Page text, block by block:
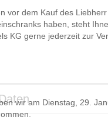
vor dem Kauf des
haben, steht
KG gerne jederzeit zur
wir am Dienstag, 29.